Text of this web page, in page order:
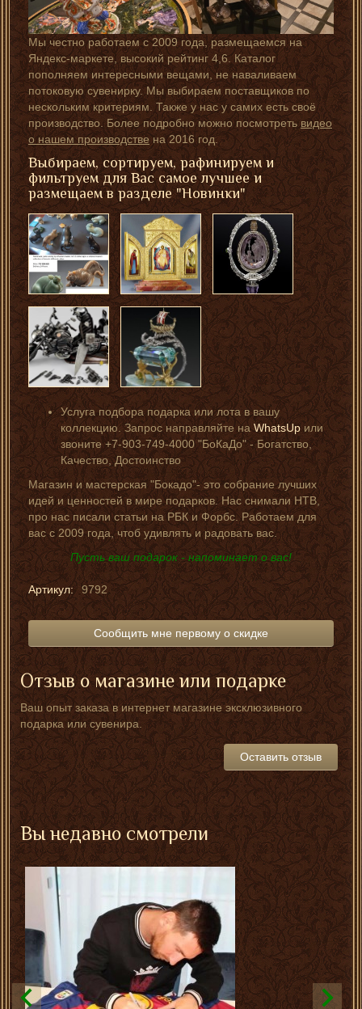
Мы честно работаем с 2009 года, размещаемся на
Яндекс-маркете, высокий рейтинг 4,6. Каталог
пополняем интересными вещами, не наваливаем
потоковую сувенирку. Мы выбираем поставщиков по
нескольким критериям. Также у нас у самих есть своё
производство. Более подробно можно посмотреть видео
о нашем производствена 2016 год.
Выбираем, сортируем, рафинируем и
фильтруем для Вас самое лучшее и
размещаем в разделе "Новинки"
Услуга подбора подарка или лота в вашу
коллекцию. Запрос направляйте наWhatsUp или
звоните +7-903-749-4000 "БоКаДо" - Богатство,
Качество, Достоинство
Магазин и мастерская "Бокадо"- это собрание лучших
идей и ценностей в мире подарков. Нас снимали НТВ,
про нас писали статьи на РБК и Форбс. Работаем для
вас с 2009 года, чтоб удивлять и радовать вас.
Пусть ваш подарок - напоминает о вас!
Артикул: 9792
Сообщить мне первому о скидке
Отзыв о магазине или подарке
Ваш опыт заказа в интернет магазине эксклюзивного
подарка или сувенира.
Оставить отзыв
Вы недавно смотрели